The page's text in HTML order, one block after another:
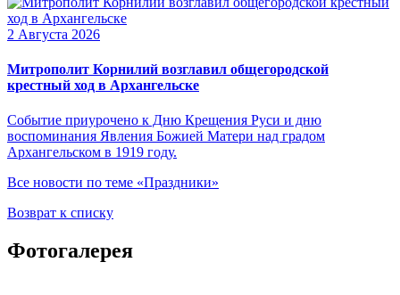
2 Августа 2026
Митрополит Корнилий возглавил общегородской
крестный ход в Архангельске
Событие приурочено к Дню Крещения Руси и дню
воспоминания Явления Божией Матери над градом
Архангельском в 1919 году.
Все новости по теме «Праздники»
Возврат к списку
Фотогалерея